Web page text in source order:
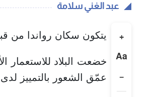
عبد الغني سلامة
+
Aa
−
يتكون سكان رواندا من
خضعت البلاد للاستعمار
عمّق الشعور بالتمييز لدى